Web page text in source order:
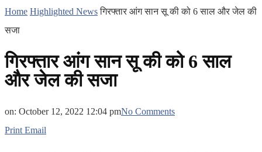
Home Highlighted News गिरफ्तार आंग सान सू की को 6 साल और जेल की
सजा
गिरफ्तार आंग सान सू की को 6 साल
और जेल की सजा
on: October 12, 2022 12:04 pmNo Comments
Print Email